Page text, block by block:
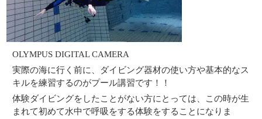
OLYMPUS DIGITAL CAMERA
実際の海に行く前に、ダイビング器材の使い方や基本的なス
キルを練習するのがプール講習です！！
体験ダイビングをしたことがない方にとっては、この時が生
まれて初めて水中で呼吸をする体験をすることになりま